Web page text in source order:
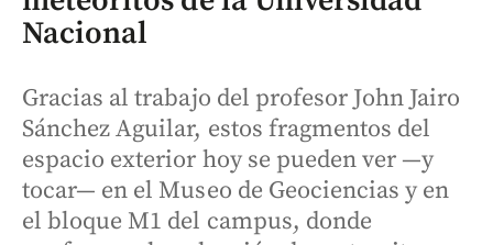
Nacional
Gracias al trabajo del profesor John Jairo
Sánchez Aguilar, estos fragmentos del
espacio exterior hoy se pueden ver —y
tocar— en el Museo de Geociencias y en
el bloque M1 del campus, donde